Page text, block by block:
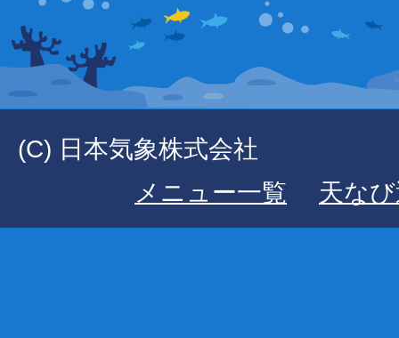
(C) 日本気象株式会社
メニュー一覧
天な